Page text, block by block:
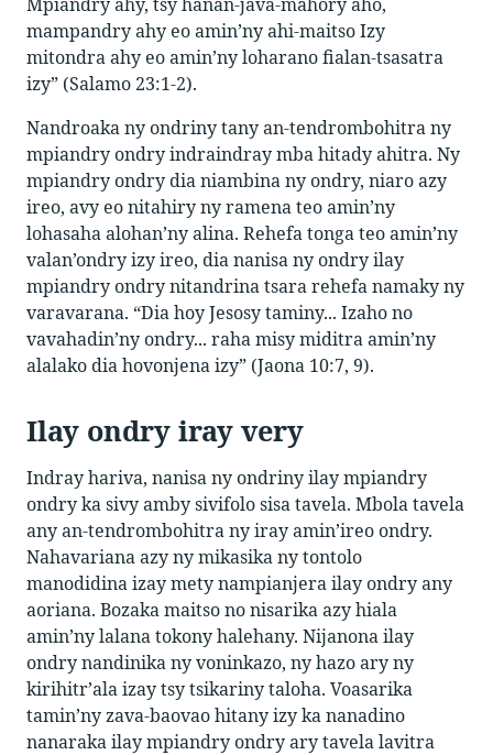
Mpiandry ahy, tsy hanan-java-mahory aho,
mampandry ahy eo amin’ny ahi-maitso Izy
mitondra ahy eo amin’ny loharano fialan-tsasatra
izy” (Salamo 23:1-2).
Nandroaka ny ondriny tany an-tendrombohitra ny
mpiandry ondry indraindray mba hitady ahitra. Ny
mpiandry ondry dia niambina ny ondry, niaro azy
ireo, avy eo nitahiry ny ramena teo amin’ny
lohasaha alohan’ny alina. Rehefa tonga teo amin’ny
valan’ondry izy ireo, dia nanisa ny ondry ilay
mpiandry ondry nitandrina tsara rehefa namaky ny
varavarana. “Dia hoy Jesosy taminy... Izaho no
vavahadin’ny ondry... raha misy miditra amin’ny
alalako dia hovonjena izy” (Jaona 10:7, 9).
Ilay ondry iray very
Indray hariva, nanisa ny ondriny ilay mpiandry
ondry ka sivy amby sivifolo sisa tavela. Mbola tavela
any an-tendrombohitra ny iray amin’ireo ondry.
Nahavariana azy ny mikasika ny tontolo
manodidina izay mety nampianjera ilay ondry any
aoriana. Bozaka maitso no nisarika azy hiala
amin’ny lalana tokony halehany. Nijanona ilay
ondry nandinika ny voninkazo, ny hazo ary ny
kirihitr’ala izay tsy tsikariny taloha. Voasarika
tamin’ny zava-baovao hitany izy ka nanadino
nanaraka ilay mpiandry ondry ary tavela lavitra